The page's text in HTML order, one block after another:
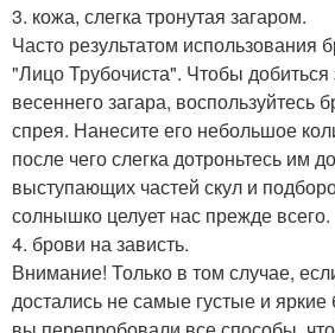
3. кожа, слегка тронутая загаром.
Часто результатом использования
"Лицо Трубочиста". Чтобы добиться
весеннего загара, воспользуйтесь
спрея. Нанесите его небольшое
после чего слегка дотроньтесь им
выступающих частей скул и
солнышко целует нас прежде всего.
4. брови на зависть.
Внимание! Только в том случае,
достались не самые густые и яркие